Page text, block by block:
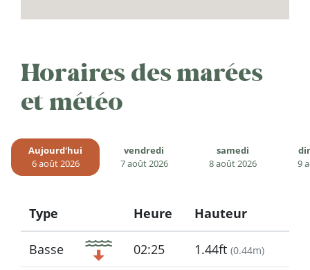
Horaires des marées
et météo
Aujourd'hui
6 août 2026
vendredi
7 août 2026
samedi
8 août 2026
9
Type
Icon
Heure Hauteur
Basse 02:25 1.44ft (0.44m)